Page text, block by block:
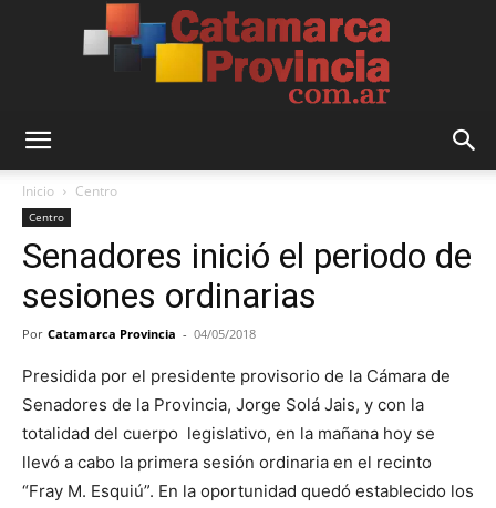
Provincia
Inicio Centro
Centro
Senadores inició el periodo de
sesiones ordinarias
Por Catamarca Provincia - 04/05/2018
Presidida por el presidente provisorio de la Cámara de
Senadores de la Provincia, Jorge Solá Jais, y con la
totalidad del cuerpo legislativo, en la mañana hoy se
llevó a cabo la primera sesión ordinaria en el recinto
“Fray M. Esquiú”. En la oportunidad quedó establecido los